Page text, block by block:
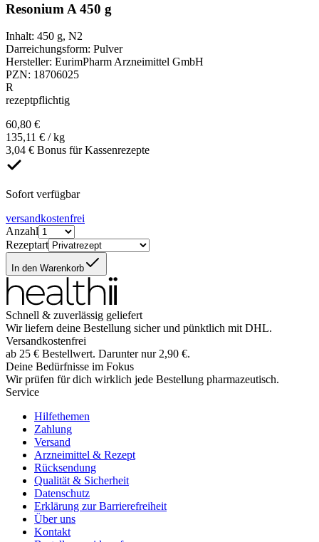
Resonium A 450 g
Inhalt: 450 g, N2
Darreichungsform: Pulver
Hersteller: EurimPharm Arzneimittel GmbH
PZN: 18706025
R
rezeptpflichtig
60,80 €
135,11 € / kg
3,04 € Bonus für Kassenrezepte
Sofort verfügbar
versandkostenfrei
Anzahl
Rezeptart
In den Warenkorb
Schnell & zuverlässig geliefert
Wir liefern deine Bestellung sicher und pünktlich mit DHL.
Versandkostenfrei
ab 25 € Bestellwert. Darunter nur 2,90 €.
Deine Bedürfnisse im Fokus
Wir prüfen für dich wirklich jede Bestellung pharmazeutisch.
Service
Hilfethemen
Zahlung
Versand
Arzneimittel & Rezept
Rücksendung
Qualität & Sicherheit
Datenschutz
Erklärung zur Barrierefreiheit
Über uns
Kontakt